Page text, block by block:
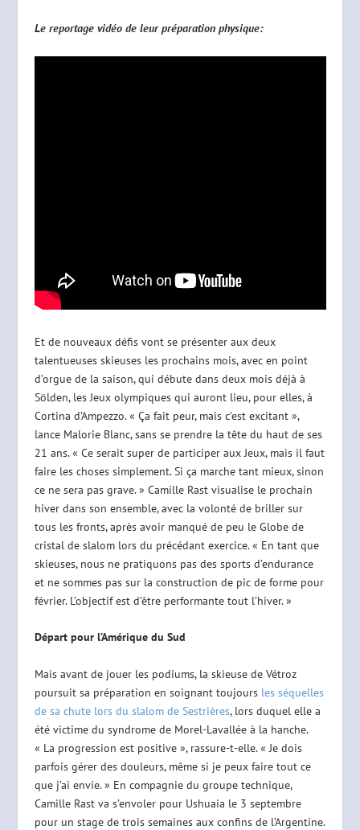
Le reportage vidéo de leur préparation physique:
Et de nouveaux défis vont se présenter aux deux
talentueuses skieuses les prochains mois, avec en point
d’orgue de la saison, qui débute dans deux mois déjà à
Sölden, les Jeux olympiques qui auront lieu, pour elles, à
Cortina d’Ampezzo. « Ça fait peur, mais c’est excitant »,
lance Malorie Blanc, sans se prendre la tête du haut de ses
21 ans. « Ce serait super de participer aux Jeux, mais il faut
faire les choses simplement. Si ça marche tant mieux, sinon
ce ne sera pas grave. » Camille Rast visualise le prochain
hiver dans son ensemble, avec la volonté de briller sur
tous les fronts, après avoir manqué de peu le Globe de
cristal de slalom lors du précédant exercice. « En tant que
skieuses, nous ne pratiquons pas des sports d’endurance
et ne sommes pas sur la construction de pic de forme pour
février. L’objectif est d’être performante tout l’hiver. »
Départ pour l’Amérique du Sud
Mais avant de jouer les podiums, la skieuse de Vétroz
poursuit sa préparation en soignant toujours les séquelles
de sa chute lors du slalom de Sestrières, lors duquel elle a
été victime du syndrome de Morel-Lavallée à la hanche.
« La progression est positive », rassure-t-elle. « Je dois
parfois gérer des douleurs, même si je peux faire tout ce
que j’ai envie. » En compagnie du groupe technique,
Camille Rast va s’envoler pour Ushuaia le 3 septembre
pour un stage de trois semaines aux confins de l’Argentine.